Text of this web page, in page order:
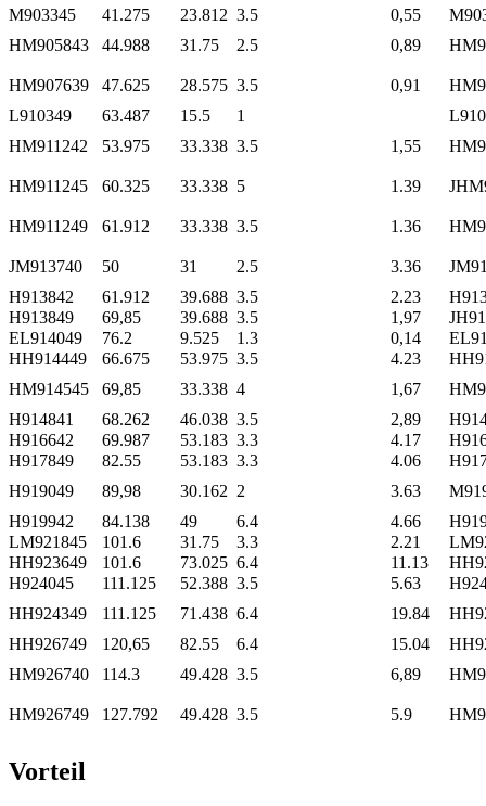
M903345
41.275 23.812 3.5 0,55
HM905843
44.988 31.75 2.5 0,89
HM907639 47.625 28.575 3.5 0,91
L910349
63.487 15.5 1
HM911242
53.975 33.338 3.5 1,55
HM911245 60.325 33.338 5 1.39
HM911249 61.912 33.338 3.5 1.36
JM913740 50 31 2.5 3.36
H913842
61.912 39.688 3.5 2.23
H913849
69,85 39.688 3.5 1,97
EL914049
76.2 9.525 1.3 0,14
HH914449
66.675 53.975 3.5 4.23
HM914545
69,85 33.338 4 1,67
H914841
68.262 46.038 3.5 2,89
H916642
69.987 53.183 3.3 4.17
H917849
82.55 53.183 3.3 4.06
H919049
89,98 30.162 2 3.63
H919942
84.138 49 6.4 4.66
LM921845
101.6 31.75 3.3 2.21
HH923649
101.6 73.025 6.4 11.13
H924045
111.125 52.388 3.5 5.63
HH924349
111.125 71.438 6.4 19.84
HH926749
120,65 82.55 6.4 15.04
HM926740
114.3 49.428 3.5 6,89
HM926749 127.792 49.428 3.5 5.9
Vorteil